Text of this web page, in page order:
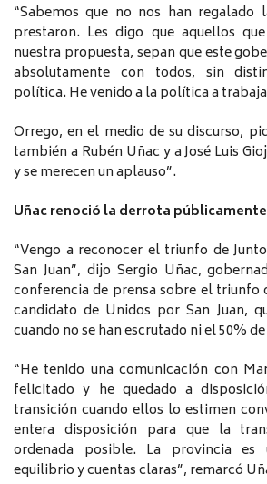
“Sabemos que no nos han regalado
prestaron. Les digo que aquellos
nuestra propuesta, sepan que este
absolutamente con todos, sin
política. He venido a la política a
Orrego, en el medio de su discurso,
también a Rubén Uñac y a José Luis
y se merecen un aplauso”.
Uñac renoció la derrota públicamente
“Vengo a reconocer el triunfo de
San Juan”, dijo Sergio Uñac,
conferencia de prensa sobre el triunfo
candidato de Unidos por San Juan,
cuando no se han escrutado ni el 50%
“He tenido una comunicación con
felicitado y he quedado a
transición cuando ellos lo estimen
entera disposición para que la
ordenada posible. La provincia es
equilibrio y cuentas claras”, remarcó